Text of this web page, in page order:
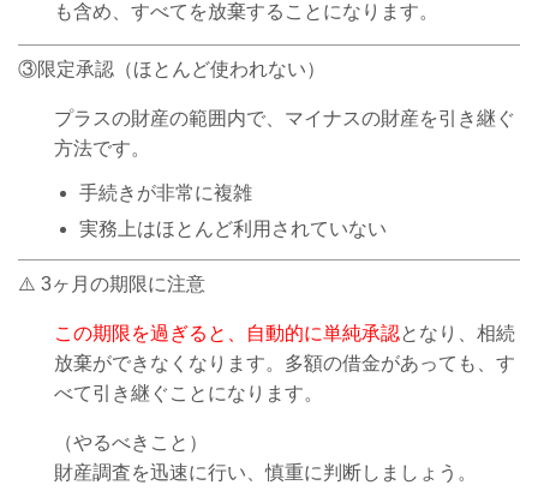
も含め、すべてを放棄することになります。
③限定承認（ほとんど使われない）
プラスの財産の範囲内で、マイナスの財産を引き継ぐ
方法です。
手続きが非常に複雑
実務上はほとんど利用されていない
⚠️ 3ヶ月の期限に注意
この期限を過ぎると、自動的に単純承認となり、相続
放棄ができなくなります。多額の借金があっても、す
べて引き継ぐことになります。
（やるべきこと）
財産調査を迅速に行い、慎重に判断しましょう。